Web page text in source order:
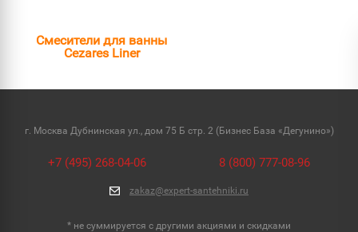
Смесители для ванны
Cezares Liner
г. Москва Дубнинская ул., дом 75 Б стр. 2 (Бизнес База «Дегунино»)
+7 (495) 268-04-06 8 (800) 777-08-96
zakaz@expert-santehniki.ru
* не суммируется с другими акциями и скидками